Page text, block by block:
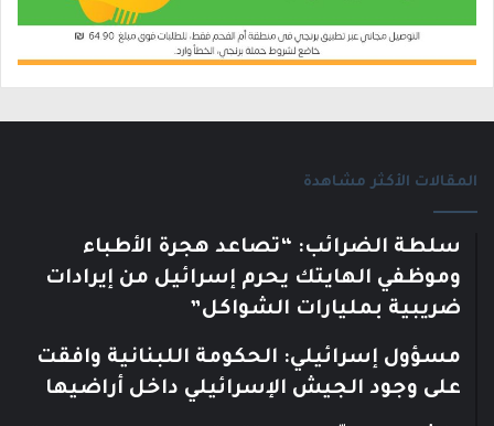
المقالات الأكثر مشاهدة
سلطة الضرائب: “تصاعد هجرة الأطباء
وموظفي الهايتك يحرم إسرائيل من إيرادات
ضريبية بمليارات الشواكل”
مسؤول إسرائيلي: الحكومة اللبنانية وافقت
على وجود الجيش الإسرائيلي داخل أراضيها